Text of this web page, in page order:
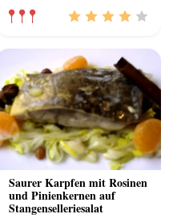
Saurer Karpfen mit Rosinen
und Pinienkernen auf
Stangenselleriesalat